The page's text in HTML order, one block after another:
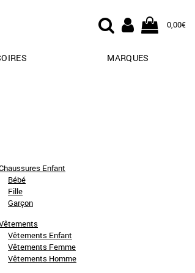
0,00€
MARQUES
Enfant
Bébé
Fille
Garçon
Vêtements Enfant
Vêtements Femme
Vêtements Homme